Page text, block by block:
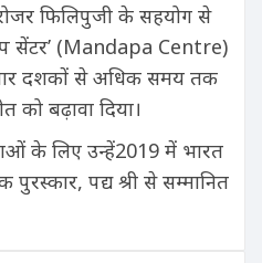
फिलिपुजी के सहयोग से
सेंटर’ (Mandapa Centre)
दशकों से अधिक समय तक
को बढ़ावा दिया।
के लिए उन्हें2019 में भारत
पुरस्कार, पद्य श्री से सम्मानित